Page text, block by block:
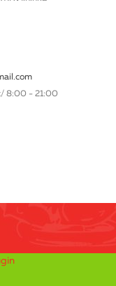
8:00 - 21:00